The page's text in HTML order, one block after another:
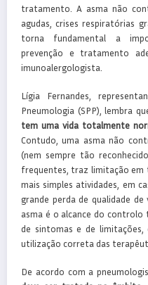
tratamento. A asma não
agudas, crises respiratórias
torna fundamental a
prevenção e tratamento
imunoalergologista.
Lígia Fernandes,
Pneumologia (SPP), lembra
tem uma vida totalmente
Contudo, uma asma não
(nem sempre tão
frequentes, traz limitação em
mais simples atividades, em
grande perda de qualidade
asma é o alcance do controlo
de sintomas e de
utilização correta das
De acordo com a